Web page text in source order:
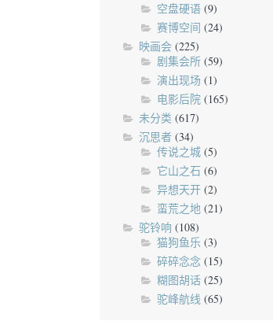
空盘硬语(9)
赛博空间 (24)
映画会(225)
剧集会所(59)
演出现场 (1)
电影后院(165)
未分类 (617)
沉思者(34)
传说之城(5)
它山之石 (6)
异想天开(2)
蛮荒之地(21)
驼铃响 (108)
猫狗鱼乐 (3)
碎碎念念 (15)
糊图胡话(25)
驼峰航线 (65)